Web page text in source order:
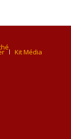
Kit Média